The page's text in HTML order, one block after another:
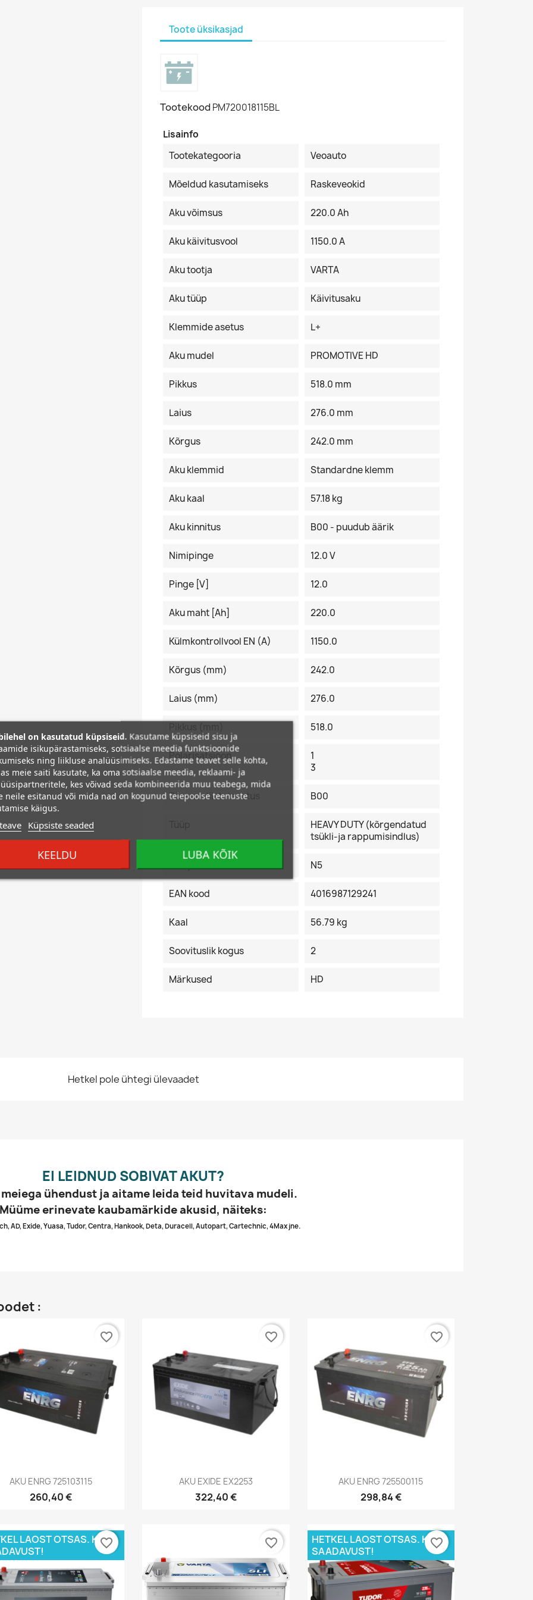
Toote üksikasjad
Tootekood PM720018115BL
Lisainfo
Tootekategooria
Veoauto
Mõeldud kasutamiseks Raskeveokid
Aku võimsus 220.0 Ah
Aku käivitusvool 1150.0 A
Aku tootja VARTA
Aku tüüp Käivitusaku
Klemmide asetus L+
Aku mudel PROMOTIVE HD
Pikkus 518.0 mm
Laius 276.0 mm
Kõrgus 242.0 mm
Aku klemmid Standardne klemm
Aku kaal 57.18 kg
Aku kinnitus B00 - puudub äärik
Nimipinge 12.0 V
Pinge [V] 12.0
Aku maht [Ah] 220.0
Külmkontrollvool EN (A) 1150.0
Kõrgus (mm) 242.0
Laius (mm) 276.0
518.0
Polarisatsioon
1
3
Põrandaliistuteostus B00
HEAVY DUTY (kõrgendatud
tsükli-ja rappumisindlus)
Tootja kood N5
EAN kood 4016987129241
Kaal 56.79 kg
Soovituslik kogus 2
Märkused HD
Hetkel pole ühtegi ülevaadet
EI LEIDNUD SOBIVAT AKUT?
ühendust ja aitame leida teid huvitava mudeli.
Müüme erinevate kaubamärkide akusid, näiteks:
AD, Exide, Yuasa, Tudor, Centra, Hankook, Deta, Duracell, Autopart, Cartechnic, 4Max jne.
:
Kiirvaade
AKU ENRG 725103115
260,40 €
favorite_border
Kiirvaade
AKU EXIDE EX2253
322,40 €
favorite_border
Kiirvaade
AKU ENRG 725500115
298,84 €
favorite_border
LAOST OTSAS. KÜSI
favorite_border favorite_border
HETKEL LAOST OTSAS. KÜSI
SAADAVUST!
favorite_border
on kasutatud küpsiseid. Kasutame küpsiseid sisu ja
isikupärastamiseks, sotsiaalse meedia funktsioonide
ning liikluse analüüsimiseks. Edastame teavet selle kohta,
meie saiti kasutate, ka oma sotsiaalse meedia, reklaami- ja
kes võivad seda kombineerida muu teabega, mida
neile esitanud või mida nad on kogunud teiepoolse teenuste
käigus.
Küpsiste seaded
KEELDU LUBA KÕIK